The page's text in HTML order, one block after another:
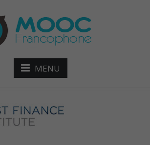
MENU
bancaire